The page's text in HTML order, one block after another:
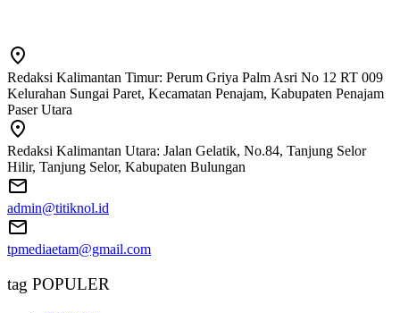
Redaksi Kalimantan Timur: Perum Griya Palm Asri No 12 RT 009
Kelurahan Sungai Paret, Kecamatan Penajam, Kabupaten Penajam
Paser Utara
Redaksi Kalimantan Utara: Jalan Gelatik, No.84, Tanjung Selor
Hilir, Tanjung Selor, Kabupaten Bulungan
admin@titiknol.id
tpmediaetam@gmail.com
tag POPULER